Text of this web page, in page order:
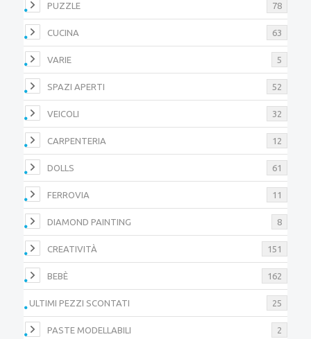
PUZZLE 78
CUCINA 63
VARIE 5
SPAZI APERTI 52
VEICOLI 32
CARPENTERIA 12
DOLLS 61
FERROVIA 11
DIAMOND PAINTING 8
CREATIVITÀ 151
BEBÈ 162
ULTIMI PEZZI SCONTATI 25
PASTE MODELLABILI 2